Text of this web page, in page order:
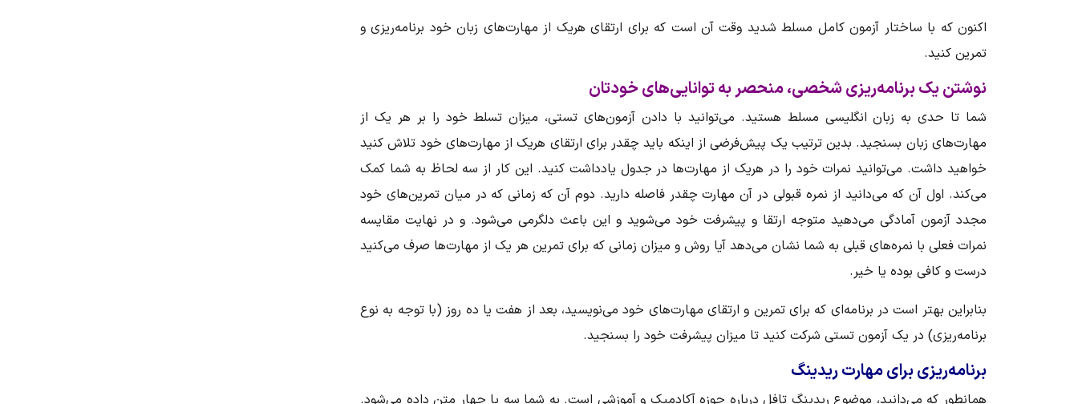
اکنون که با ساختار آزمون کامل مسلط شدید وقت آن است که برای ارتقای هریک از مهارت‌های زبان خود برنامه‌ریزی و
تمرین کنید.
نوشتن یک برنامه‌ریزی شخصی، منحصر به توانایی‌های خودتان
شما تا حدی به زبان انگلیسی مسلط هستید. می‌توانید با دادن آزمون‌های تستی، میزان تسلط خود را بر هر یک از
مهارت‌های زبان بسنجید. بدین ترتیب یک پیش‌فرضی از اینکه باید چقدر برای ارتقای هریک از مهارت‌های خود تلاش کنید
خواهید داشت. می‌توانید نمرات خود را در هریک از مهارت‌ها در جدول یادداشت کنید. این کار از سه لحاظ به شما کمک
می‌کند. اول آن که می‌دانید از نمره قبولی در آن مهارت چقدر فاصله دارید. دوم آن که زمانی که در میان تمرین‌های خود
مجدد آزمون آمادگی می‌دهید متوجه ارتقا و پیشرفت خود می‌شوید و این باعث دلگرمی می‌شود. و در نهایت مقایسه
نمرات فعلی با نمره‌های قبلی به شما نشان می‌دهد آیا روش و میزان زمانی که برای تمرین هر یک از مهارت‌ها صرف می‌کنید
درست و کافی بوده یا خیر.
بنابراین بهتر است در برنامه‌ای که برای تمرین و ارتقای مهارت‌های خود می‌نویسید، بعد از هفت یا ده روز (با توجه به نوع
برنامه‌ریزی) در یک آزمون تستی شرکت کنید تا میزان پیشرفت خود را بسنجید.
برنامه‌ریزی برای مهارت ریدینگ
همانطور که می‌دانید، موضوع ریدینگ تافل درباره حوزه آکادمیک و آموزشی است. به شما سه یا چهار متن داده می‌شود.